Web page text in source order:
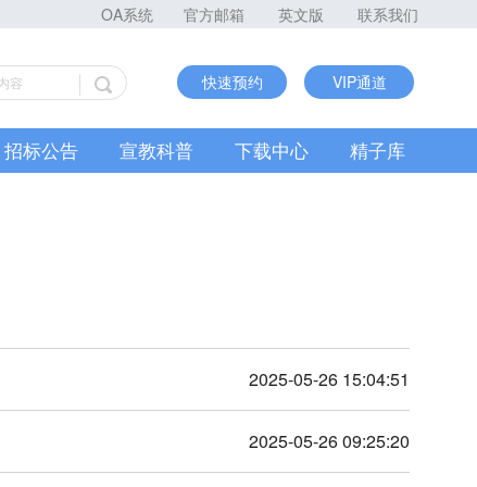
OA系统 官方邮箱 英文版 联系我们
快速预约 VIP通道
招标公告 宣教科普 下载中心 精子库
2025-05-26 15:04:51
2025-05-26 09:25:20